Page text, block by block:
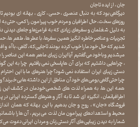
جان ، از ایده تا جان
دیرگاهی بود که به دنبال عنصری ، حسی ، کاری ، بهانه ای بودیم
روزهای سخت ، حال اطرافیان و مردم خوب پیرامون را کمی ، حتی
به دلیل شغلمان و سفرهای زیادی که به فرامرزها و جاهای دیدنی
تجربیات و عناصر خاطره انگیز همین سفرها ، با عطر ها ، طعم ها ،
شدیم که حال خود ما را خوب کرده بودند تا جایی که، گاهی ، با آه
میشدیم و با خود می گفتیم آیا ایران زیبای ما هم همه این عناصر را
، چراهایی داشتیم که برای آن ها پاسخی نمی یافتیم چرا به این
دستی زیبای ایران استفاده نمی شود؟چرا هنرهای ما با این
چرا حتی گاهی بومی های خود آن مناطق از این داشته ها بی
همه این ها، به همراه لذت های شخصی خودمان در کشف این
اطرافیانمان ، انگیزه ای شد تا به آثار و هنرهای گسترده ایرانی در
فروشگاه «جان» ، روح و جان بدهیم با این بهانه که همان
محیط و استعدادهای پیرامون مان لذت می بریم ، آن ها را با شما
شما را به دیدن زیبایی های آثار دستی زنان و مردان ایرانی دعوت می